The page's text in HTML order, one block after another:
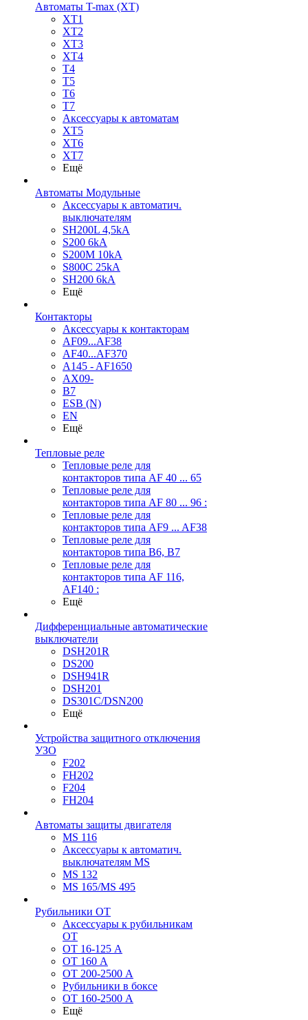
Автоматы T-max (XT)
XT1
XT2
XT3
XT4
T4
T5
T6
T7
Аксессуары к автоматам
XT5
XT6
XT7
Ещё
Автоматы Модульные
Аксессуары к автоматич.
выключателям
SH200L 4,5kA
S200 6kA
S200M 10kA
S800C 25kA
SH200 6kA
Ещё
Контакторы
Аксессуары к контакторам
AF09...AF38
AF40...AF370
A145 - AF1650
AX09-
B7
ESB (N)
EN
Ещё
Тепловые реле
Тепловые реле для
контакторов типа AF 40 ... 65
Тепловые реле для
контакторов типа AF 80 ... 96 :
Тепловые реле для
контакторов типа AF9 ... AF38
Тепловые реле для
контакторов типа В6, В7
Тепловые реле для
контакторов типа AF 116,
AF140 :
Ещё
Дифференциальные автоматические
выключатели
DSH201R
DS200
DSH941R
DSH201
DS301C/DSN200
Ещё
Устройства защитного отключения
УЗО
F202
FH202
F204
FH204
Автоматы защиты двигателя
MS 116
Аксессуары к автоматич.
выключателям MS
MS 132
MS 165/MS 495
Рубильники ОТ
Аксессуары к рубильникам
OT
OT 16-125 А
OT 160 А
OT 200-2500 А
Рубильники в боксе
OT 160-2500 А
Ещё